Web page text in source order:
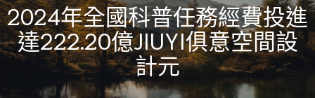
2024年全國科普任務經費投進
達222.20億JIUYI俱意空間設
計元